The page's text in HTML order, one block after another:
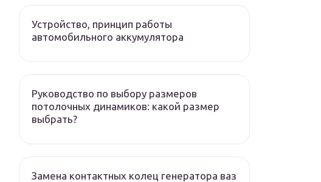
Устройство, принцип работы
автомобильного аккумулятора
Руководство по выбору размеров
потолочных динамиков: какой размер
выбрать?
Замена контактных колец генератора ваз